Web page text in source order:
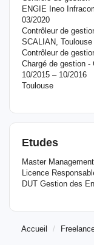
ENGIE Ineo
03/2020
Contrôleur de
SCALIAN,
Contrôleur de
Chargé de gestion -
10/2015 – 10/2016
Toulouse
Etudes
Master
Licence
DUT Gestion des
Accueil